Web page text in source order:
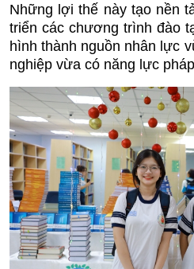
Những lợi thế này tạo nền
triển các chương trình đào
hình thành nguồn nhân lực
nghiệp vừa có năng lực